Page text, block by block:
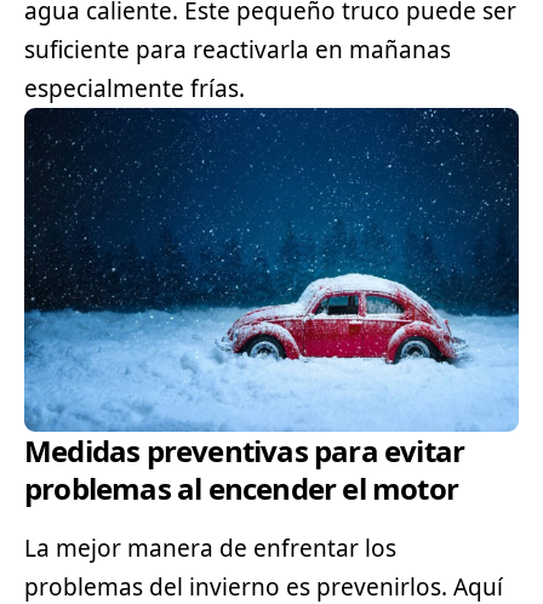
agua caliente. Este pequeño truco puede ser
suficiente para reactivarla en mañanas
especialmente frías.
Medidas preventivas para evitar
problemas al encender el motor
La mejor manera de enfrentar los
problemas del invierno es prevenirlos. Aquí